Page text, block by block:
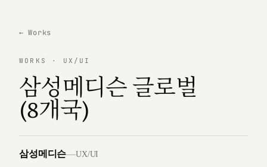
← Works
WORKS · UX/UI
삼성메디슨 글로벌
(8개국)
삼성메디슨—UX/UI